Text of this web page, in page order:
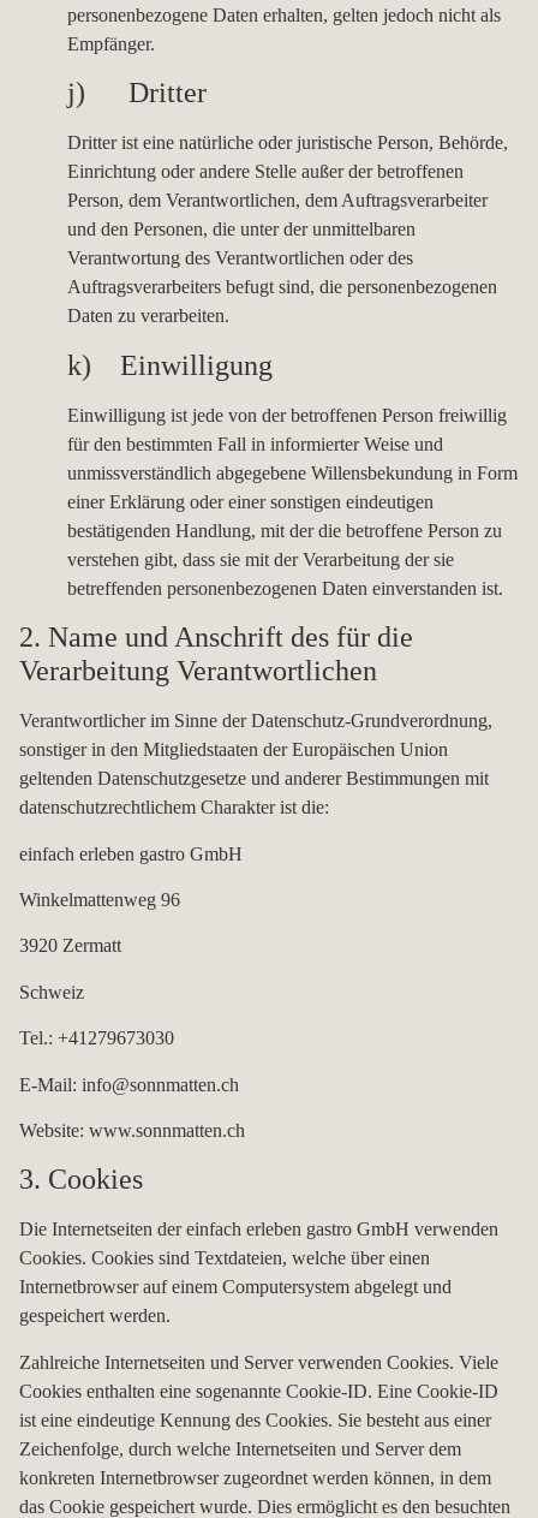
personenbezogene Daten erhalten, gelten jedoch nicht als
Empfänger.
j) Dritter
Dritter ist eine natürliche oder juristische Person, Behörde,
Einrichtung oder andere Stelle außer der betroffenen
Person, dem Verantwortlichen, dem Auftragsverarbeiter
und den Personen, die unter der unmittelbaren
Verantwortung des Verantwortlichen oder des
Auftragsverarbeiters befugt sind, die personenbezogenen
Daten zu verarbeiten.
k) Einwilligung
Einwilligung ist jede von der betroffenen Person freiwillig
für den bestimmten Fall in informierter Weise und
unmissverständlich abgegebene Willensbekundung in Form
einer Erklärung oder einer sonstigen eindeutigen
bestätigenden Handlung, mit der die betroffene Person zu
verstehen gibt, dass sie mit der Verarbeitung der sie
betreffenden personenbezogenen Daten einverstanden ist.
2. Name und Anschrift des für die
Verarbeitung Verantwortlichen
Verantwortlicher im Sinne der Datenschutz-Grundverordnung,
sonstiger in den Mitgliedstaaten der Europäischen Union
geltenden Datenschutzgesetze und anderer Bestimmungen mit
datenschutzrechtlichem Charakter ist die:
einfach erleben gastro GmbH
Winkelmattenweg 96
3920 Zermatt
Schweiz
Tel.: +41279673030
E-Mail: info@sonnmatten.ch
Website: www.sonnmatten.ch
3. Cookies
Die Internetseiten der einfach erleben gastro GmbH verwenden
Cookies. Cookies sind Textdateien, welche über einen
Internetbrowser auf einem Computersystem abgelegt und
gespeichert werden.
Zahlreiche Internetseiten und Server verwenden Cookies. Viele
Cookies enthalten eine sogenannte Cookie-ID. Eine Cookie-ID
ist eine eindeutige Kennung des Cookies. Sie besteht aus einer
Zeichenfolge, durch welche Internetseiten und Server dem
konkreten Internetbrowser zugeordnet werden können, in dem
das Cookie gespeichert wurde. Dies ermöglicht es den besuchten